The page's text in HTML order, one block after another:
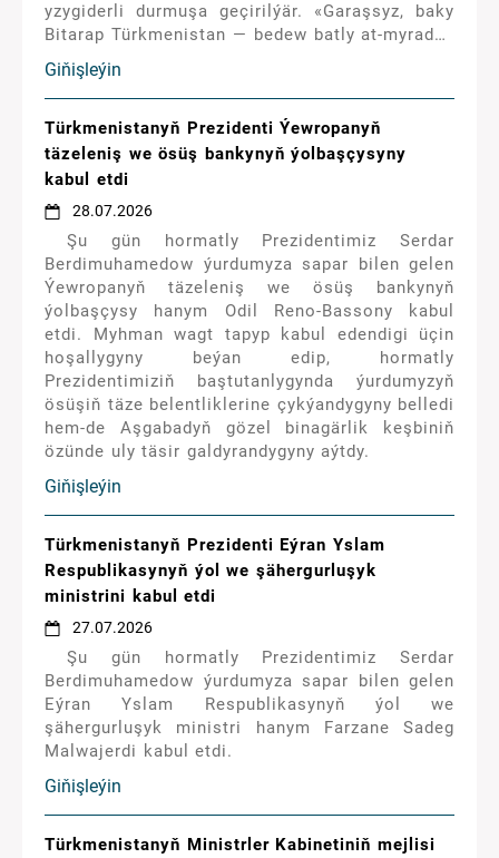
yzygiderli durmuşa geçirilýär. «Garaşsyz, baky
Bitarap Türkmenistan — bedew batly at-myradyň
mekany» ýylynda ähli pudaklar boýunça ileri
tutulýan wezipeler we önümçilik meýilnamalary,
welaýatlaryň, Aşgabat, Arkadag şäherleriniň
durmuş-ykdysady ösüş görkezijileri,
özleşdirilmegi meýilleşdirilýän maýa
goýumlaryň möçberi şu ýylyň 13-nji fewrаlynda
mejlisinde kabul edilen «Türkmenistany 2026-
njy ýylda durmuş-ykdysady taýdan ösdürmegiň
we maýa goýum Maksatnamasynda»
kesgitlenendir.
Giňişleýin
Türkmenistanyň Prezidenti Ýewropanyň
täzeleniş we ösüş bankynyň ýolbaşçysyny
kabul etdi
28.07.2026
Şu gün hormatly Prezidentimiz Serdar
Berdimuhamedow ýurdumyza sapar bilen gelen
Ýewropanyň täzeleniş we ösüş bankynyň
ýolbaşçysy hanym Odil Reno-Bassony kabul
etdi. Myhman wagt tapyp kabul edendigi üçin
hoşallygyny beýan edip, hormatly
Prezidentimiziň baştutanlygynda ýurdumyzyň
ösüşiň täze belentliklerine çykýandygyny belledi
hem-de Aşgabadyň gözel binagärlik keşbiniň
özünde uly täsir galdyrandygyny aýtdy.
Giňişleýin
Türkmenistanyň Prezidenti Eýran Yslam
Respublikasynyň ýol we şähergurluşyk
ministrini kabul etdi
27.07.2026
Şu gün hormatly Prezidentimiz Serdar
Berdimuhamedow ýurdumyza sapar bilen gelen
Eýran Yslam Respublikasynyň ýol we
şähergurluşyk ministri hanym Farzane Sadeg
Malwajerdi kabul etdi.
Giňişleýin
Türkmenistanyň Ministrler Kabinetiniň mejlisi